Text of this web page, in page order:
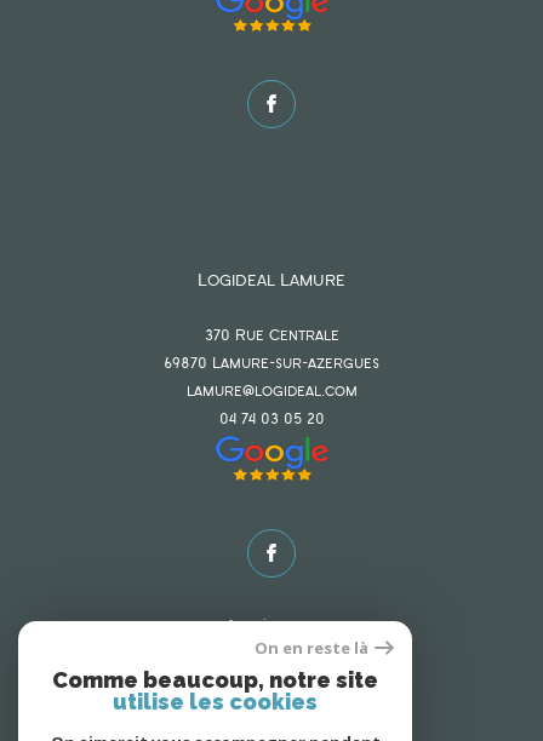
Logideal Lamure
370 Rue Centrale
69870 lamure-sur-azergues
lamure@logideal.com
04 74 03 05 20
On en reste là
Comme beaucoup, notre site
utilise les cookies